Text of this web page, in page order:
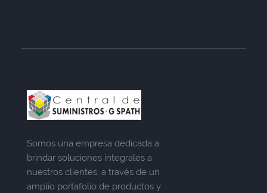
Somos una empresa dedicada a
brindar soluciones integrales a
nuestros clientes, a través de un
amplio portafolio de productos y